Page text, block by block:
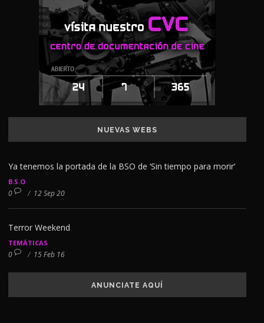
NUEVAS WEBS
Ya tenemos la portada de la BSO de ‘Sin tiempo para morir’
B.S.O
0 / 12 Sep 20
Terror Weekend
TEMÁTICAS
0 / 15 Feb 16
ANUNCIATE AQUÍ